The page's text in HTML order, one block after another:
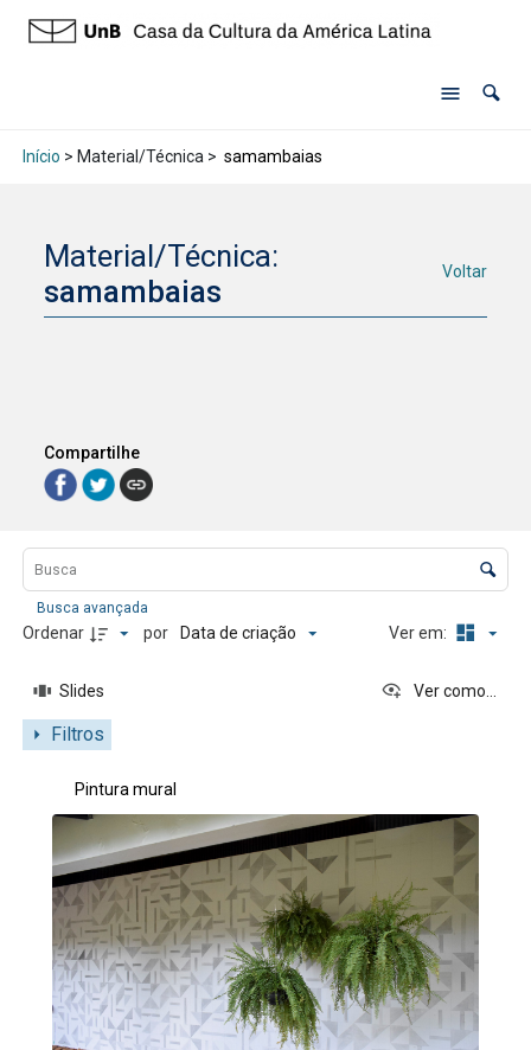
Início > Material/Técnica > samambaias
Material/Técnica:
samambaias
Voltar
Compartilhe
Lista de itens
Controle de ordenação e visualização
Filtros
Busca avançada
Ordenar por Data de criação Ver em:
Slides Ver como...
Resultados da lista de itens
Pintura mural